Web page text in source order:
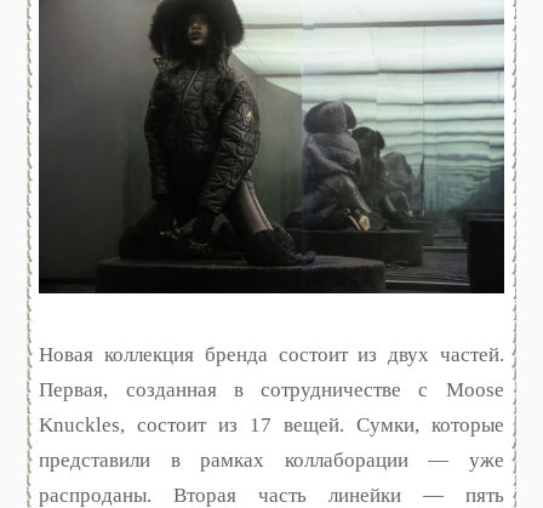
Новая коллекция бренда состоит из двух частей.
Первая, созданная в сотрудничестве с Moose
Knuckles, состоит из 17 вещей. Сумки, которые
представили в рамках коллаборации — уже
распроданы. Вторая часть линейки — пять